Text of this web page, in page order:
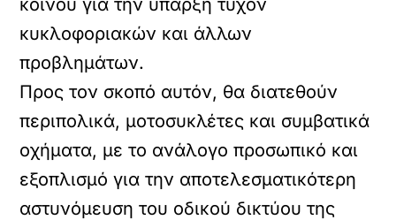
κοινού για την ύπαρξη τυχόν
κυκλοφοριακών και άλλων
προβλημάτων.
Προς τον σκοπό αυτόν, θα διατεθούν
περιπολικά, μοτοσυκλέτες και συμβατικά
οχήματα, με το ανάλογο προσωπικό και
εξοπλισμό για την αποτελεσματικότερη
αστυνόμευση του οδικού δικτύου της